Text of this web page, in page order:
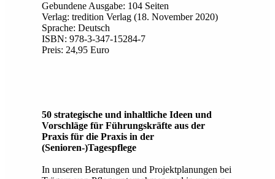
Gebundene Ausgabe: 104 Seiten
Verlag: tredition Verlag (18. November 2020)
Sprache: Deutsch
ISBN: 978-3-347-15284-7
Preis: 24,95 Euro
50 strategische und inhaltliche Ideen und
Vorschläge für Führungskräfte aus der
Praxis für die Praxis in der
(Senioren-)Tagespflege
In unseren Beratungen und Projektplanungen bei